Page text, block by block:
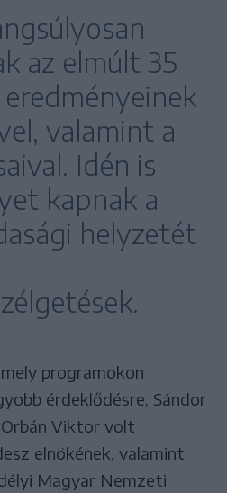
az elmúlt 35
valamint a
Idén is
kapnak a
helyzetét
programokon
érdeklődésre, Sándor
Viktor volt
elnökének, valamint
Magyar Nemzeti